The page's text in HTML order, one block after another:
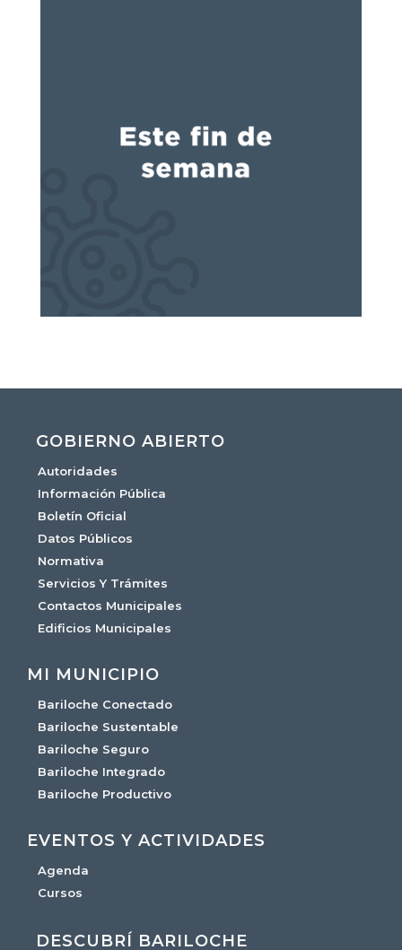
GOBIERNO ABIERTO
Autoridades
Información Pública
Boletín Oficial
Datos Públicos
Normativa
Servicios Y Trámites
Contactos Municipales
Edificios Municipales
MI MUNICIPIO
Bariloche Conectado
Bariloche Sustentable
Bariloche Seguro
Bariloche Integrado
Bariloche Productivo
EVENTOS Y ACTIVIDADES
Agenda
Cursos
DESCUBRÍ BARILOCHE